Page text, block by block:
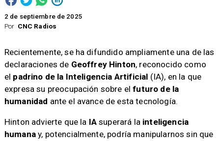
Por CNC Radios
2 de septiembre de 2025
Recientemente, se ha difundido ampliamente una de las
declaraciones de Geoffrey Hinton, reconocido como
el padrino de la Inteligencia Artificial (IA), en la que
expresa su preocupación sobre elfuturo de la
humanidad ante el avance de esta tecnología.
Hinton advierte que la IAsuperará la inteligencia
humanay, potencialmente, podría manipularnos sin que